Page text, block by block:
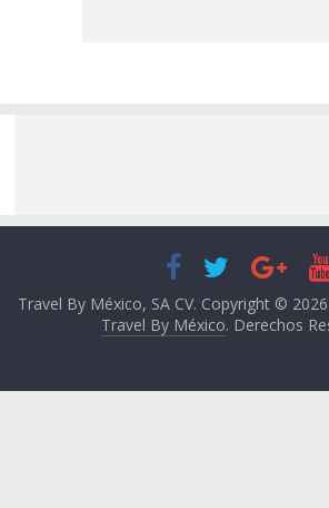
Travel By México, SA CV. Copyright © 2026
Travel By México. Derechos